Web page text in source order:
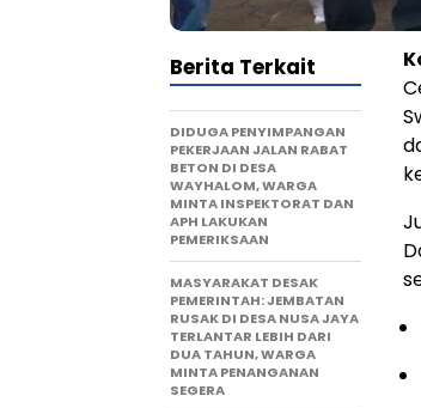
Berita Terkait
DIDUGA PENYIMPANGAN
PEKERJAAN JALAN RABAT
BETON DI DESA
WAYHALOM, WARGA
MINTA INSPEKTORAT DAN
APH LAKUKAN
PEMERIKSAAN
MASYARAKAT DESAK
PEMERINTAH: JEMBATAN
RUSAK DI DESA NUSA JAYA
TERLANTAR LEBIH DARI
DUA TAHUN, WARGA
MINTA PENANGANAN
SEGERA